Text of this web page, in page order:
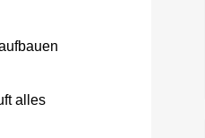
alles